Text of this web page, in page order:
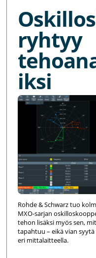
ryhtyy
iksi
Rohde & Schwarz tuo
MXO-sarjan
tehon lisäksi myös sen,
tapahtuu – eikä vian
eri mittalaitteella.